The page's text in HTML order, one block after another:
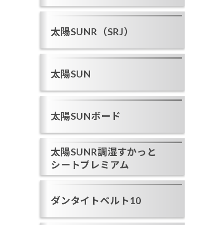
太陽SUNR（SRJ）
太陽SUN
太陽SUNボード
太陽SUNR調湿すかっと
シートプレミアム
ダンタイトベルト10